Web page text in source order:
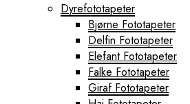
Dyrefototapeter
Bjørne Fototapeter
Delfin Fototapeter
Elefant Fototapeter
Falke Fototapeter
Giraf Fototapeter